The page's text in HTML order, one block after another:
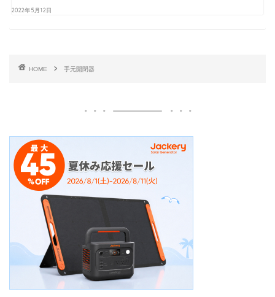
2022年5月12日
HOME 手元開閉器